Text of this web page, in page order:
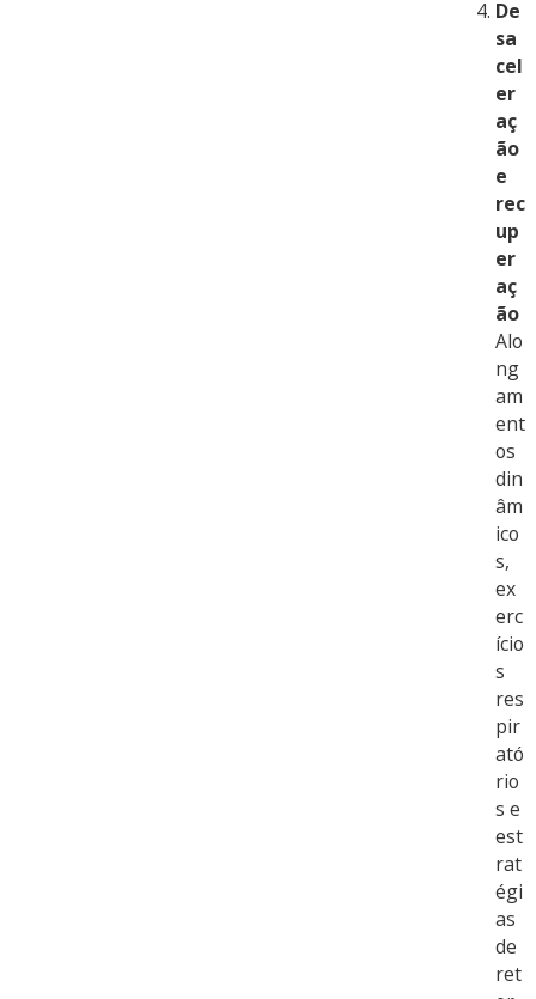
De
sa
cel
er
aç
ão
e
rec
up
er
aç
ão
Alo
ng
am
ent
os
din
âm
ico
s,
ex
erc
ício
s
res
pir
ató
rio
s e
est
rat
égi
as
de
ret